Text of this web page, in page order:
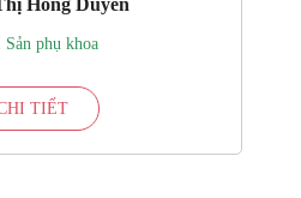
Hồng Duyên
phụ khoa
TIẾT